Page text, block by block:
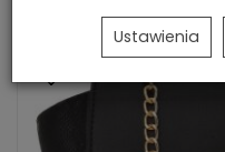
Ustawienia